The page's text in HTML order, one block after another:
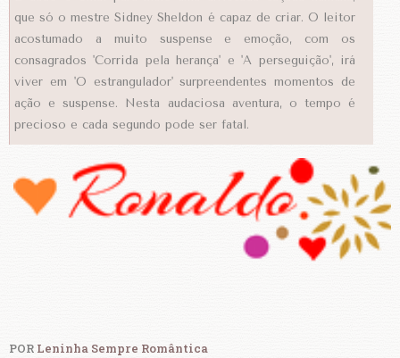
que só o mestre Sidney Sheldon é capaz de criar. O leitor
acostumado a muito suspense e emoção, com os
consagrados 'Corrida pela herança' e 'A perseguição', irá
viver em 'O estrangulador' surpreendentes momentos de
ação e suspense. Nesta audaciosa aventura, o tempo é
precioso e cada segundo pode ser fatal.
POR Leninha Sempre Romântica